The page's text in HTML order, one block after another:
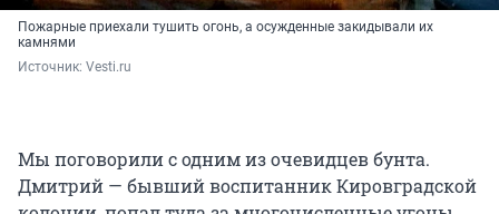
Пожарные приехали тушить огонь, а осужденные закидывали их
камнями
Источник: Vesti.ru
Мы поговорили с одним из очевидцев бунта.
Дмитрий — бывший воспитанник Кировградской